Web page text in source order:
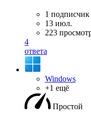
1 подписчик
13 июл.
223
4
ответа
Windows
+1 ещё
Простой